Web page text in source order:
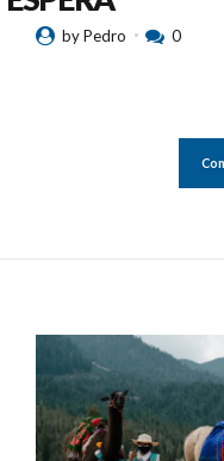
by Pedro 0